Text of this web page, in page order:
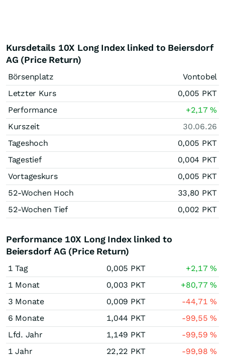
Kursdetails 10X Long Index linked to Beiersdorf
AG (Price Return)
Börsenplatz
Vontobel
Letzter Kurs
0,005 PKT
Performance
+2,17%
Kurszeit
30.06.26
Tageshoch
0,005 PKT
Tagestief
0,004 PKT
Vortageskurs
0,005 PKT
52-Wochen Hoch
33,80 PKT
52-Wochen Tief
0,002 PKT
Performance 10X Long Index linked to
Beiersdorf AG (Price Return)
1 Tag 0,005 PKT +2,17%
1 Monat
0,003 PKT +80,77%
3 Monate
0,009 PKT -44,71%
6 Monate
1,044 PKT -99,55%
Lfd. Jahr
1,149 PKT -99,59%
1 Jahr
22,22 PKT -99,98%